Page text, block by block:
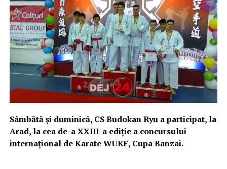
Sâmbătă și duminică, CS Budokan Ryu a participat, la
Arad, la cea de-a XXIII-a ediție a concursului
internațional de Karate WUKF, Cupa Banzai.